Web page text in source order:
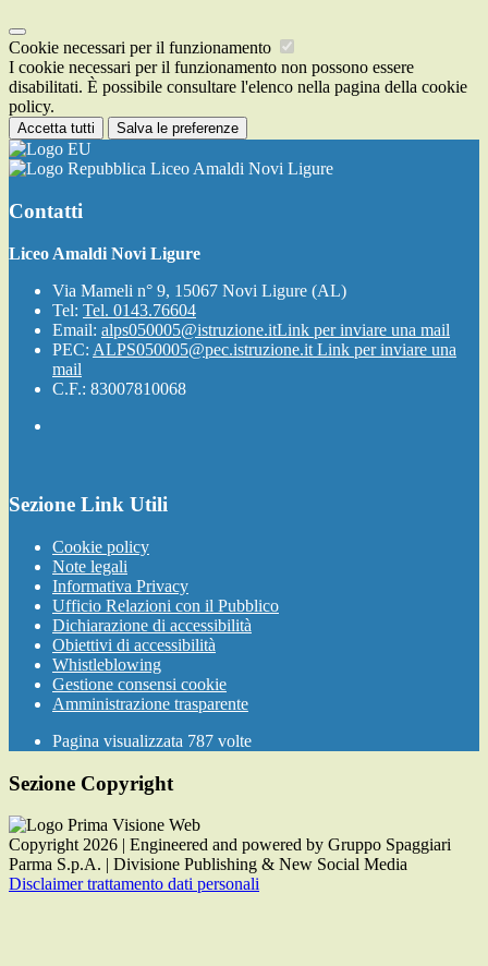
Cookie necessari per il funzionamento
I cookie necessari per il funzionamento non possono essere
disabilitati. È possibile consultare l'elenco nella pagina della cookie
policy.
Accetta tutti Salva le preferenze
Liceo Amaldi Novi Ligure
Contatti
Liceo Amaldi Novi Ligure
Via Mameli n° 9, 15067 Novi Ligure (AL)
Tel: Tel. 0143.76604
Email: alps050005@istruzione.itLink per inviare una mail
PEC: ALPS050005@pec.istruzione.it Link per inviare una
mail
C.F.: 83007810068
Sezione Link Utili
Cookie policy
Note legali
Informativa Privacy
Ufficio Relazioni con il Pubblico
Dichiarazione di accessibilità
Obiettivi di accessibilità
Whistleblowing
Gestione consensi cookie
Amministrazione trasparente
Pagina visualizzata 787 volte
Sezione Copyright
Copyright 2026 | Engineered and powered by Gruppo Spaggiari
Parma S.p.A. | Divisione Publishing & New Social Media
Disclaimer trattamento dati personali